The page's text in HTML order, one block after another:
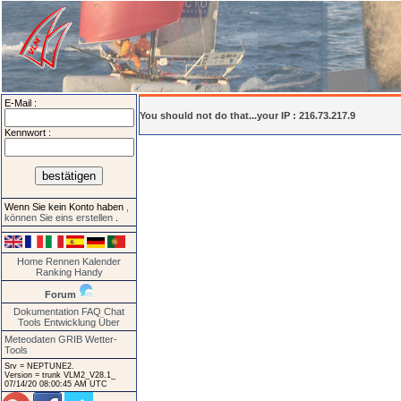
E-Mail :
Kennwort :
Wenn Sie kein Konto haben
können Sie eins erstellen
Home Rennen Kalender
Ranking Handy
Forum
Dokumentation FAQ Chat
Tools Entwicklung Über
Meteodaten GRIB Wetter-
Tools
Srv = NEPTUNE2.
Version = trunk VLM2_V28.1_
07/14/20 08:00:45 AM UTC
You should not do that...your IP : 216.73.217.9